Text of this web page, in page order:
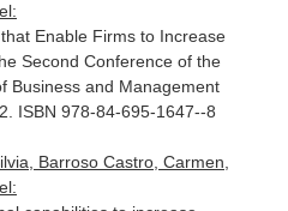
Enable Firms to Increase
Second Conference of the
Business and Management
ISBN 978-84-695-1647--8
Barroso Castro, Carmen,